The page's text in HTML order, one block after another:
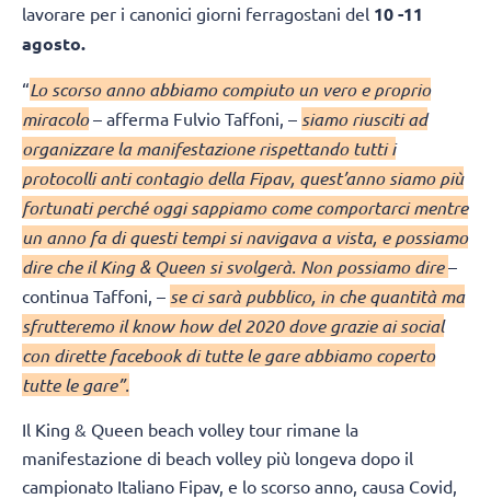
lavorare per i canonici giorni ferragostani del 10 -11
agosto.
“Lo scorso anno abbiamo compiuto un vero e proprio
miracolo– afferma Fulvio Taffoni, – siamo riusciti ad
organizzare la manifestazione rispettando tutti i
protocolli anti contagio della Fipav, quest’anno siamo più
fortunati perché oggi sappiamo come comportarci mentre
un anno fa di questi tempi si navigava a vista, e possiamo
dire che il King & Queen si svolgerà. Non possiamo dire–
continua Taffoni, – se ci sarà pubblico, in che quantità ma
sfrutteremo il know how del 2020 dove grazie ai social
con dirette facebook di tutte le gare abbiamo coperto
tutte le gare”.
Il King & Queen beach volley tour rimane la
manifestazione di beach volley più longeva dopo il
campionato Italiano Fipav, e lo scorso anno, causa Covid,